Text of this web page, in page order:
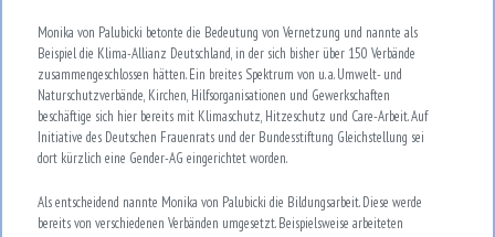
Monika von Palubicki betonte die Bedeutung von Vernetzung und nannte als
Beispiel die Klima-Allianz Deutschland, in der sich bisher über 150 Verbände
zusammengeschlossen hätten. Ein breites Spektrum von u. a. Umwelt- und
Naturschutzverbände, Kirchen, Hilfsorganisationen und Gewerkschaften
beschäftige sich hier bereits mit Klimaschutz, Hitzeschutz und Care-Arbeit. Auf
Initiative des Deutschen Frauenrats und der Bundesstiftung Gleichstellung sei
dort kürzlich eine Gender-AG eingerichtet worden.
Als entscheidend nannte Monika von Palubicki die Bildungsarbeit. Diese werde
bereits von verschiedenen Verbänden umgesetzt. Beispielsweise arbeiteten